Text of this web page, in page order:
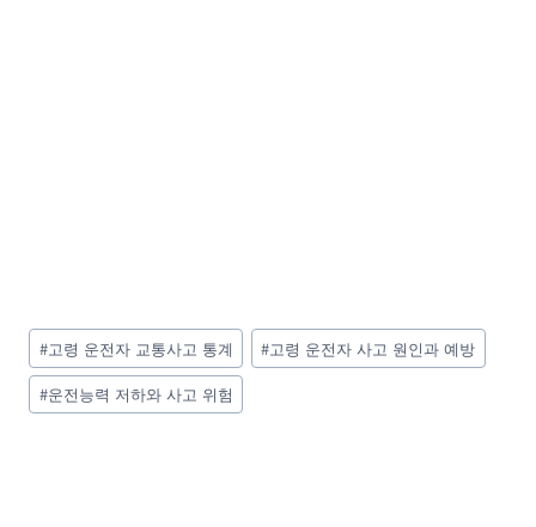
Post
Tags:
#고령 운전자 교통사고 통계 #고령 운전자 사고 원인과 예방
#운전능력 저하와 사고 위험